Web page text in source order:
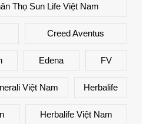
Thọ Sun Life Việt Nam
Creed Aventus
Edena FV
Việt Nam Herbalife
Herbalife Việt Nam